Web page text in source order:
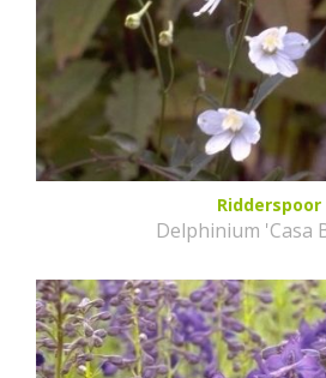
Ridderspoor
Delphinium 'Casa